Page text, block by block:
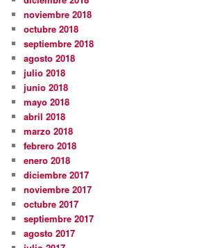
noviembre 2018
octubre 2018
septiembre 2018
agosto 2018
julio 2018
junio 2018
mayo 2018
abril 2018
marzo 2018
febrero 2018
enero 2018
diciembre 2017
noviembre 2017
octubre 2017
septiembre 2017
agosto 2017